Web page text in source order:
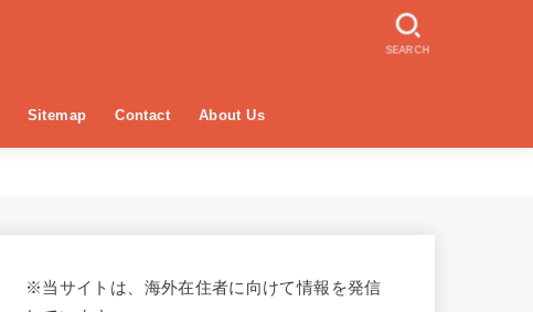
Sitemap Contact About Us
SEARCH
※当サイトは、海外在住者に向けて情報を発信